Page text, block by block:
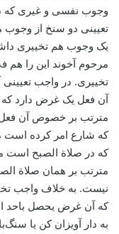
وجوب نفسی و غیری که
تعیینی دو سنخ از وجوب
‌یک وجوب هم تخییری
مرحوم آخوند این را هم
تخییری. در واجب
آن فعل یک غرض دارد
مترتب بر خصوص آن
که شارع امر کرده است
که در صلاة الصبح
مترتب بر همان صلاة
نیست. به خلاف واجب
که آن غرض یحصل باحد
به دار ‌آویزان کن یا